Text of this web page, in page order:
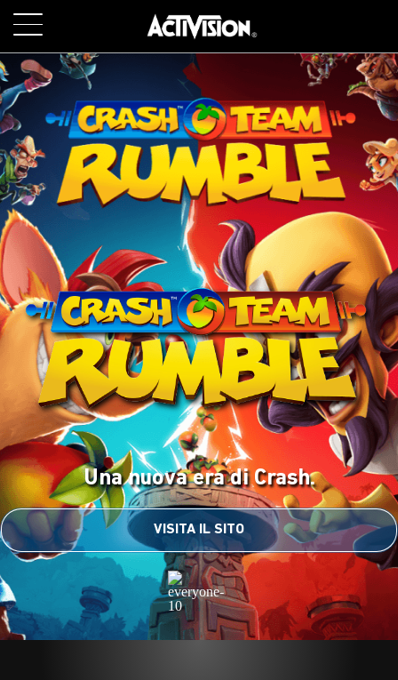
SKIP TO MAIN CONTENT
GIOCHI
INFORMAZIONI
LAVORA CON NOI
ASSISTENZA
ACCEDI
REGISTRATI
Una nuova era di Crash.
VISITA IL SITO